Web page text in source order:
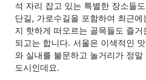
석 자리 잡고 있는 특별한 장소들
단길, 가로수길을 포함하여 최근
지 핫하게 떠오르는 골목들도 즐
되고는 합니다. 서울은 이색적인
와 실내를 불문하고 놀거리가 정말
도시인데요.